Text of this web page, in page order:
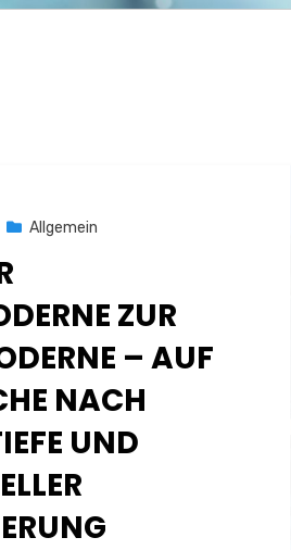
Allgemein
ZUR
– AUF
NACH
UND